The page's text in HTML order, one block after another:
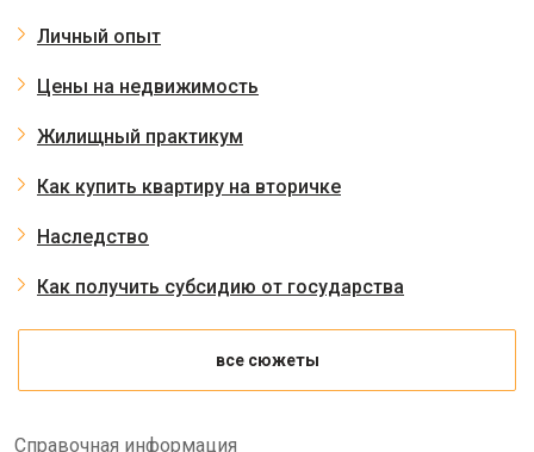
Личный опыт
Цены на недвижимость
Жилищный практикум
Как купить квартиру на вторичке
Наследство
Как получить субсидию от государства
все сюжеты
Справочная информация